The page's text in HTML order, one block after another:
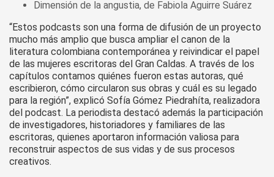
Dimensión de la angustia, de Fabiola Aguirre Suárez
“Estos podcasts son una forma de difusión de un proyecto
mucho más amplio que busca ampliar el canon de la
literatura colombiana contemporánea y reivindicar el papel
de las mujeres escritoras del Gran Caldas. A través de los
capítulos contamos quiénes fueron estas autoras, qué
escribieron, cómo circularon sus obras y cuál es su legado
para la región”, explicó Sofía Gómez Piedrahíta, realizadora
del podcast. La periodista destacó además la participación
de investigadores, historiadores y familiares de las
escritoras, quienes aportaron información valiosa para
reconstruir aspectos de sus vidas y de sus procesos
creativos.